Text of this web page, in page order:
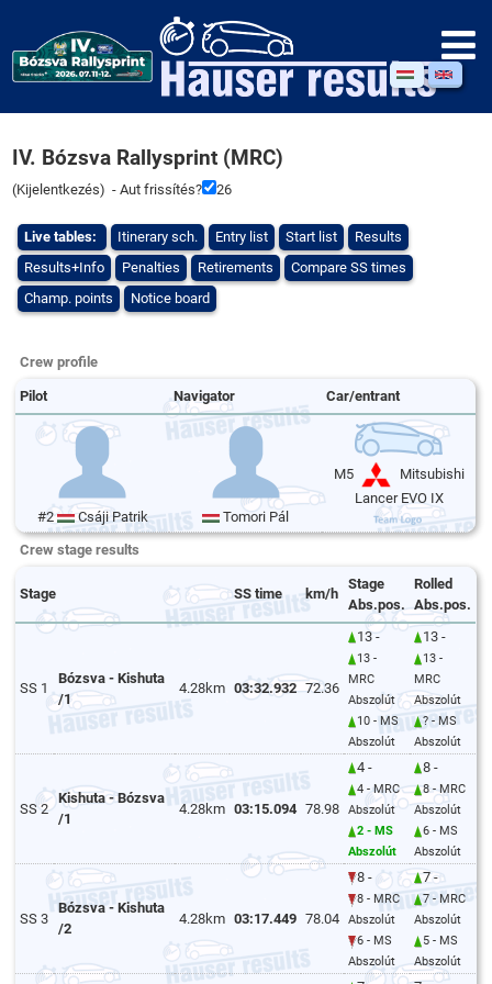
IV. Bózsva Rallysprint (MRC)
(Kijelentkezés) - Aut frissítés? 26
Live tables: Itinerary sch. Entry list Start list
Results
Results+Info
Penalties Retirements
Compare SS times
Champ. points
Notice board
Crew profile
Pilot Navigator Car/entrant
#2 Csáji Patrik Tomori Pál
M5
Mitsubishi
Lancer EVO IX
Crew stage results
Stage SS time km/h
Stage
Abs.pos.
Rolled
Abs.pos.
SS 1
Bózsva - Kishuta
/1
4.28km 03:32.932 72.36
13 -
13 -
MRC
Abszolút
10 - MS
Abszolút
13 -
13 -
MRC
Abszolút
? - MS
Abszolút
SS 2
Kishuta - Bózsva
/1
4.28km 03:15.094 78.98
4 -
4 - MRC
Abszolút
2 - MS
Abszolút
8 -
8 - MRC
Abszolút
6 - MS
Abszolút
SS 3
Bózsva - Kishuta
/2
4.28km 03:17.449 78.04
8 -
8 - MRC
Abszolút
6 - MS
Abszolút
7 -
7 - MRC
Abszolút
5 - MS
Abszolút